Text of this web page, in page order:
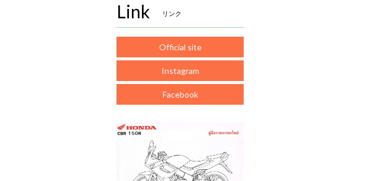
Link リンク
Official site
Instagram
Facebook